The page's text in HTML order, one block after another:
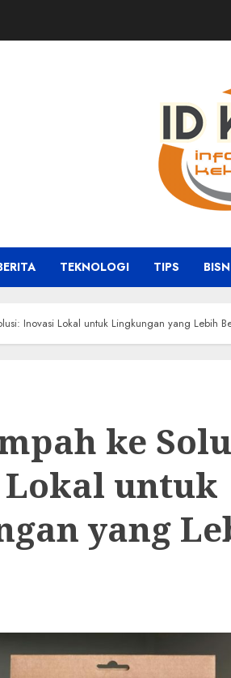
TEKNOLOGI TIPS
Inovasi Lokal untuk Lingkungan yang Lebih
ke
untuk
yang